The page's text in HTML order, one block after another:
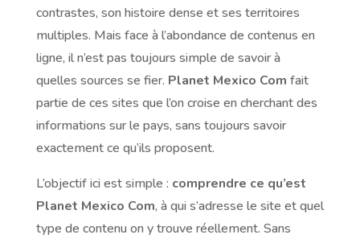
contrastes, son histoire dense et ses territoires
multiples. Mais face à l’abondance de contenus en
ligne, il n’est pas toujours simple de savoir à
quelles sources se fier. Planet Mexico Com fait
partie de ces sites que l’on croise en cherchant des
informations sur le pays, sans toujours savoir
exactement ce qu’ils proposent.
L’objectif ici est simple : comprendre ce qu’est
Planet Mexico Com, à qui s’adresse le site et quel
type de contenu on y trouve réellement. Sans